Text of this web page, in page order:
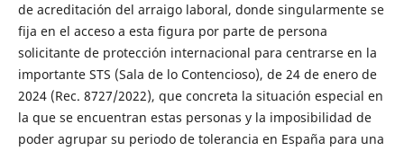
de acreditación del arraigo laboral, donde singularmente se
fija en el acceso a esta figura por parte de persona
solicitante de protección internacional para centrarse en la
importante STS (Sala de lo Contencioso), de 24 de enero de
2024 (Rec. 8727/2022), que concreta la situación especial en
la que se encuentran estas personas y la imposibilidad de
poder agrupar su periodo de tolerancia en España para una